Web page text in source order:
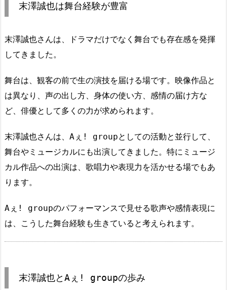
末澤誠也は舞台経験が豊富
末澤誠也さんは、ドラマだけでなく舞台でも存在感を発揮
してきました。
舞台は、観客の前で生の演技を届ける場です。映像作品と
は異なり、声の出し方、身体の使い方、感情の届け方な
ど、俳優として多くの力が求められます。
末澤誠也さんは、Aぇ! groupとしての活動と並行して、
舞台やミュージカルにも出演してきました。特にミュージ
カル作品への出演は、歌唱力や表現力を活かせる場でもあ
ります。
Aぇ! groupのパフォーマンスで見せる歌声や感情表現に
は、こうした舞台経験も生きていると考えられます。
末澤誠也とAぇ! groupの歩み